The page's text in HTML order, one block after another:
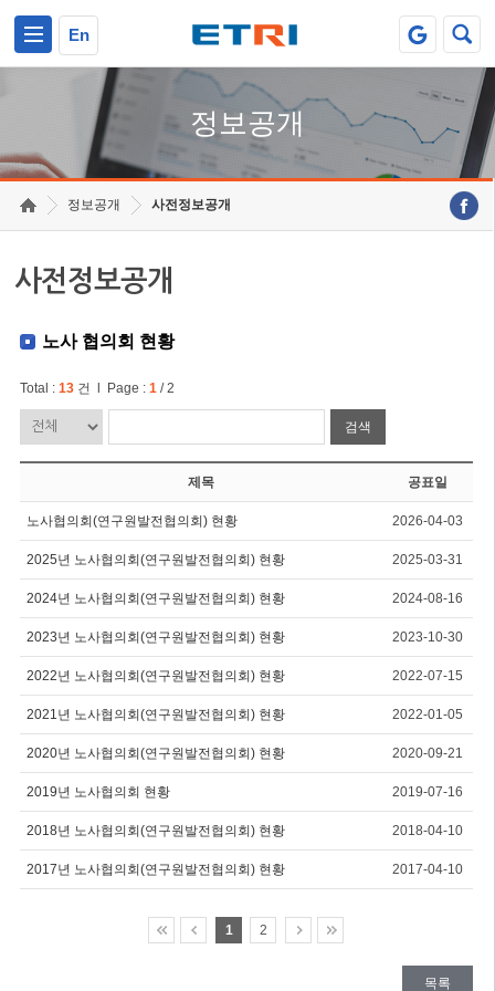
En
정보공개
정보공개 사전정보공개
사전정보공개
노사 협의회 현황
Total : 13건 l Page : 1/ 2
검색
제목 공표일
노사협의회(연구원발전협의회) 현황 2026-04-03
2025년 노사협의회(연구원발전협의회) 현황 2025-03-31
2024년 노사협의회(연구원발전협의회) 현황 2024-08-16
2023년 노사협의회(연구원발전협의회) 현황 2023-10-30
2022년 노사협의회(연구원발전협의회) 현황 2022-07-15
2021년 노사협의회(연구원발전협의회) 현황 2022-01-05
2020년 노사협의회(연구원발전협의회) 현황 2020-09-21
2019년 노사협의회 현황 2019-07-16
2018년 노사협의회(연구원발전협의회) 현황 2018-04-10
2017년 노사협의회(연구원발전협의회) 현황 2017-04-10
1 2
목록